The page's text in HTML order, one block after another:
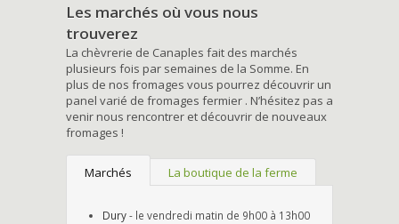
Les marchés où vous nous
trouverez
La chèvrerie de Canaples fait des marchés
plusieurs fois par semaines de la Somme. En
plus de nos fromages vous pourrez découvrir un
panel varié de fromages fermier . N’hésitez pas a
venir nous rencontrer et découvrir de nouveaux
fromages !
Marchés La boutique de la ferme
Dury- le vendredi matin de 9h00 à 13h00